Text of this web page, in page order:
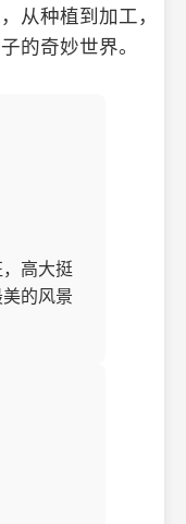
从种植到加工，
的奇妙世界。
高大挺
的风景